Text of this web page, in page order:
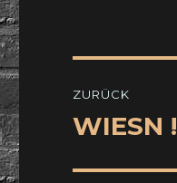
ZURÜCK
Vorheriger
WIESN !